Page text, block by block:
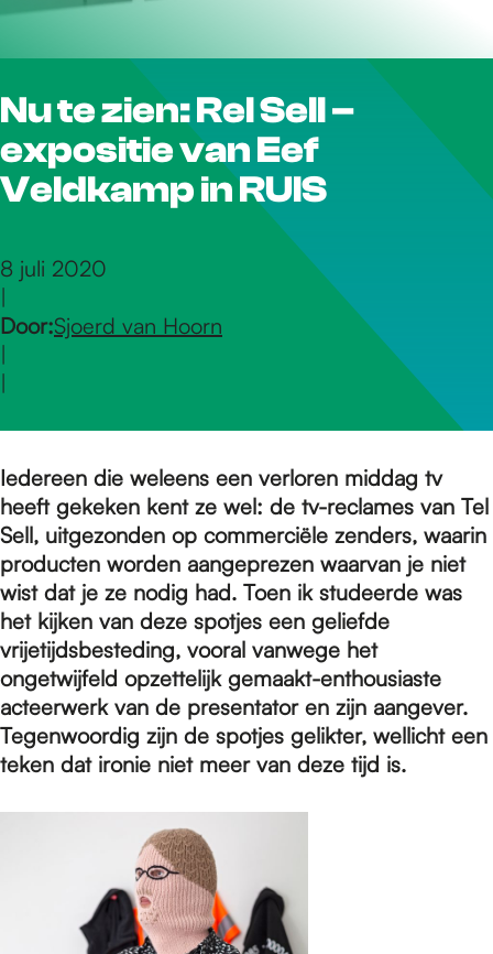
r
d
e
m
e
p
a
g
e
Nu te zien: Rel Sell –
expositie van Eef
Veldkamp in RUIS
8 juli 2020
|
Door:Sjoerd van Hoorn
|
|
Iedereen die weleens een verloren middag tv
heeft gekeken kent ze wel: de tv-reclames van Tel
Sell, uitgezonden op commerciële zenders, waarin
producten worden aangeprezen waarvan je niet
wist dat je ze nodig had. Toen ik studeerde was
het kijken van deze spotjes een geliefde
vrijetijdsbesteding, vooral vanwege het
ongetwijfeld opzettelijk gemaakt-enthousiaste
acteerwerk van de presentator en zijn aangever.
Tegenwoordig zijn de spotjes gelikter, wellicht een
teken dat ironie niet meer van deze tijd is.